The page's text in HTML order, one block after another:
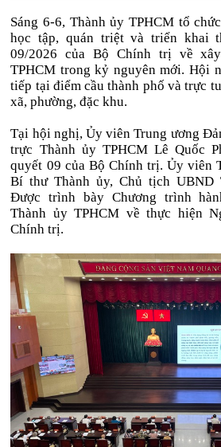
Sáng 6-6, Thành ủy TPHCM tổ
học tập, quán triệt và triển khai
09/2026 của Bộ Chính trị về
TPHCM trong kỷ nguyên mới. Hội
tiếp tại điểm cầu thành phố và trực
xã, phường, đặc khu.
Tại hội nghị, Ủy viên Trung ương
trực Thành ủy TPHCM Lê Quốc
quyết 09 của Bộ Chính trị. Ủy viên
Bí thư Thành ủy, Chủ tịch UBND
Được trình bày Chương trình
Thành ủy TPHCM về thực hiện
Chính trị.